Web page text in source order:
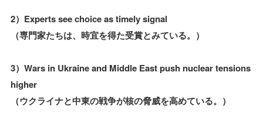
2）Experts see choice as timely signal
（専門家たちは、時宜を得た受賞とみている。）
3）Wars in Ukraine and Middle East push nuclear tensions
higher
（ウクライナと中東の戦争が核の脅威を高めている。）